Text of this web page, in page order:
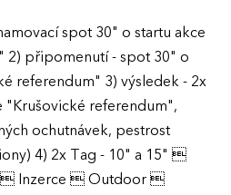
spot 30" o startu akce
2) připomenutí - spot 30" o
referendum" 3) výsledek - 2x
referendum",
ochutnávek, pestrost
4) 2x Tag - 10" a 15" 
 Inzerce  Outdoor 